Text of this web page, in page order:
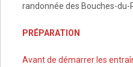
randonnée des Bouches-du-
PRÉPARATION
Avant de démarrer les